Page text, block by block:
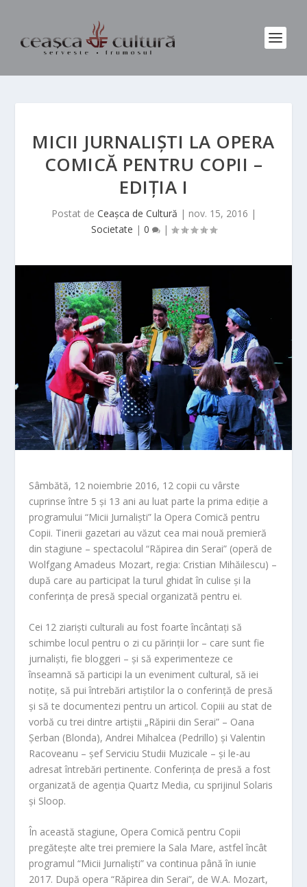
MICII JURNALIȘTI LA OPERA
COMICĂ PENTRU COPII –
EDIȚIA I
Postat de Ceașca de Cultură | nov. 15, 2016 |
Societate | 0 |
Sâmbătă, 12 noiembrie 2016, 12 copii cu vârste
cuprinse între 5 și 13 ani au luat parte la prima ediție a
programului “Micii Jurnaliști” la Opera Comică pentru
Copii. Tinerii gazetari au văzut cea mai nouă premieră
din stagiune – spectacolul “Răpirea din Serai” (operă de
Wolfgang Amadeus Mozart, regia: Cristian Mihăilescu) –
după care au participat la turul ghidat în culise și la
conferința de presă special organizată pentru ei.
Cei 12 ziariști culturali au fost foarte încântați să
schimbe locul pentru o zi cu părinții lor – care sunt fie
jurnaliști, fie bloggeri – și să experimenteze ce
înseamnă să participi la un eveniment cultural, să iei
notițe, să pui întrebări artiștilor la o conferință de presă
și să te documentezi pentru un articol. Copiii au stat de
vorbă cu trei dintre artiștii „Răpirii din Serai” – Oana
Șerban (Blonda), Andrei Mihalcea (Pedrillo) și Valentin
Racoveanu – șef Serviciu Studii Muzicale – și le-au
adresat întrebări pertinente. Conferința de presă a fost
organizată de agenția Quartz Media, cu sprijinul Solaris
și Sloop.
În această stagiune, Opera Comică pentru Copii
pregătește alte trei premiere la Sala Mare, astfel încât
programul “Micii Jurnaliști” va continua până în iunie
2017. După opera “Răpirea din Serai”, de W.A. Mozart,